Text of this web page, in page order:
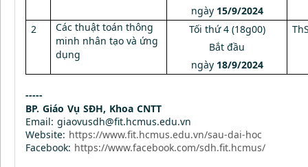
ngày 15/9/2024
2
Các thuật toán thông
minh nhân tạo và ứng
dụng
Tối thứ 4 (18g00)
Bắt đầu
ngày 18/9/2024
-----
BP. Giáo Vụ SĐH, Khoa CNTT
Email: giaovusdh@fit.hcmus.edu.vn
Website: https://www.fit.hcmus.edu.vn/sau-dai-hoc
Facebook: https://www.facebook.com/sdh.fit.hcmus/